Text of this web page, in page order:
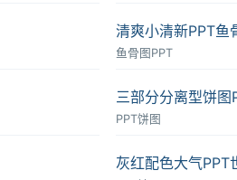
清爽小清新PPT鱼
鱼骨图PPT
三部分分离型饼图
PPT饼图
灰红配色大气PPT